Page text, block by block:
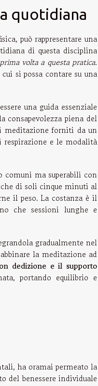
quotidiana
può rappresentare una
di questa disciplina
volta a questa pratica.
si possa contare su una
una guida essenziale
consapevolezza piena del
meditazione forniti da un
respirazione e le modalità
ma superabili con
di soli cinque minuti al
il peso. La costanza è il
che sessioni lunghe e
gradualmente nel
la meditazione ad
dedizione e il supporto
portando equilibrio e
ha oramai permeato la
del benessere individuale